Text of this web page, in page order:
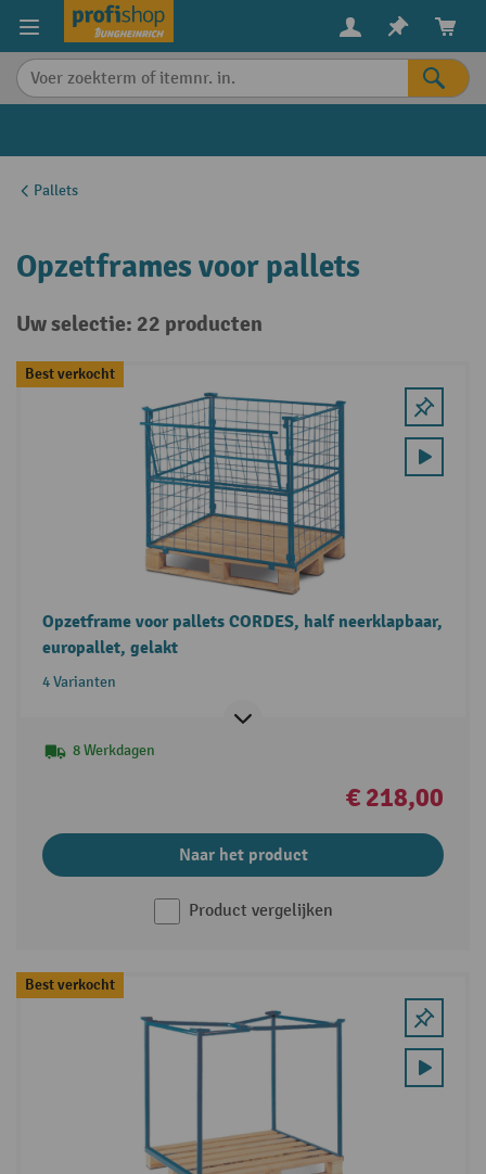
content
Pallets
Opzetframes voor pallets
Uw selectie: 22 producten
Best verkocht
Opzetframe voor pallets CORDES, half neerklapbaar,
europallet, gelakt
4 Varianten
8 Werkdagen
€ 218,00
Naar het product
Product vergelijken
Best verkocht